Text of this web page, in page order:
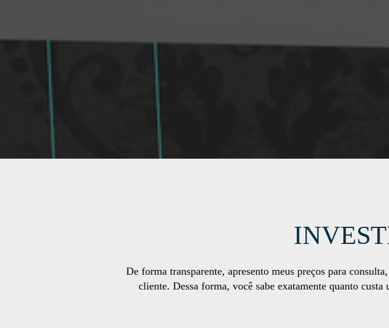
De forma transparente, apresento meus preços para
cliente. Dessa forma, você sabe exatamente quanto